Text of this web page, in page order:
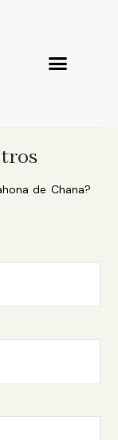
de Chana?